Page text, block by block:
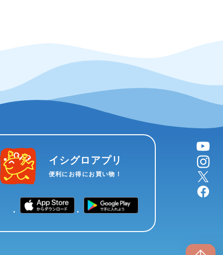
イシグロアプリ
便利にお得にお買い物！
YouTube
instagram
X
facebook